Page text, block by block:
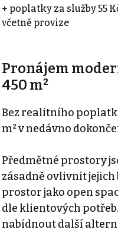
+ poplatky za služby 55
včetně provize
Pronájem
450 m²
Bez realitního
m² v nedávno
Předmětné prostory
zásadně ovlivnit
prostor jako open
dle klientových
nabídnout další